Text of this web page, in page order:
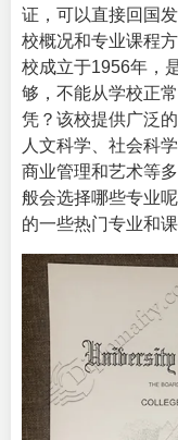
证，可以直接回国
校概况和专业课程
校成立于1956年，
够，不能从学校正
凭？该校提供广泛
人文科学、社会科
商业管理和艺术等多
般会选择哪些专业
的一些热门专业和课